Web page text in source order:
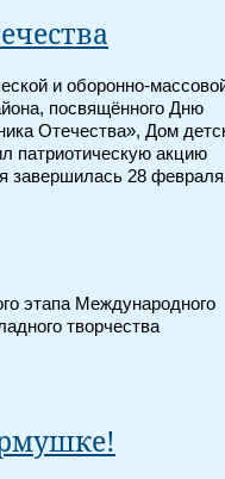
и оборонно-
посвящённого Дню
Отечества», Дом
патриотическую акцию
завершилась 28
этапа Международного
творчества